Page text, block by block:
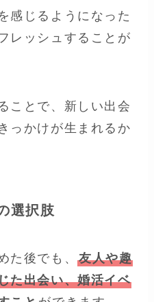
感じるようになった
レッシュすることが
ことで、新しい出会
っかけが生まれるか
選択肢
た後でも、友人や趣
た出会い、婚活イベ